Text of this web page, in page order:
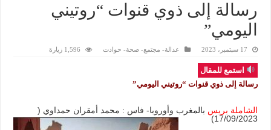
رسالة إلى ذوي قنوات “روتيني
اليومي”
17 سبتمبر، 2023 عدالة- مجتمع- صحة- حوادت 1,596 زيارة
استمع للمقال
رسالة إلى ذوي قنوات “روتيني اليومي”
الشاملة بريس بالمغرب وأوروبا- فاس : محمد أمقران حمداوي (
17/09/2023)